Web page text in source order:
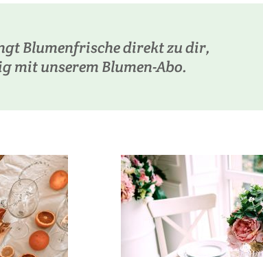
Blumenfrische direkt zu dir,
mit unserem Blumen-Abo.